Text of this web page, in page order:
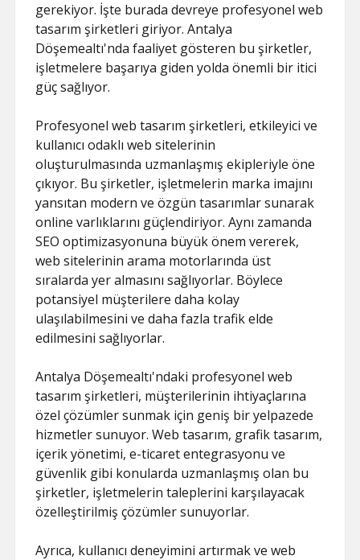
gerekiyor. İşte burada devreye profesyonel web
tasarım şirketleri giriyor. Antalya
Döşemealtı'nda faaliyet gösteren bu şirketler,
işletmelere başarıya giden yolda önemli bir itici
güç sağlıyor.
Profesyonel web tasarım şirketleri, etkileyici ve
kullanıcı odaklı web sitelerinin
oluşturulmasında uzmanlaşmış ekipleriyle öne
çıkıyor. Bu şirketler, işletmelerin marka imajını
yansıtan modern ve özgün tasarımlar sunarak
online varlıklarını güçlendiriyor. Aynı zamanda
SEO optimizasyonuna büyük önem vererek,
web sitelerinin arama motorlarında üst
sıralarda yer almasını sağlıyorlar. Böylece
potansiyel müşterilere daha kolay
ulaşılabilmesini ve daha fazla trafik elde
edilmesini sağlıyorlar.
Antalya Döşemealtı'ndaki profesyonel web
tasarım şirketleri, müşterilerinin ihtiyaçlarına
özel çözümler sunmak için geniş bir yelpazede
hizmetler sunuyor. Web tasarım, grafik tasarım,
içerik yönetimi, e-ticaret entegrasyonu ve
güvenlik gibi konularda uzmanlaşmış olan bu
şirketler, işletmelerin taleplerini karşılayacak
özelleştirilmiş çözümler sunuyorlar.
Ayrıca, kullanıcı deneyimini artırmak ve web